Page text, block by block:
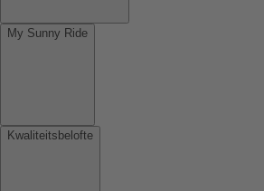
My Sunny Ride
Kwaliteitsbelofte